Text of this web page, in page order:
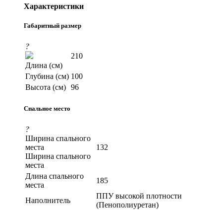
Характеристики
Габаритный размер
?
Длина (см)
210
Глубина (см) 100
Высота (см) 96
Спальное место
?
Ширина спального
места
Ширина спального
места
132
Длина спального
места
185
Наполнитель
ППУ высокой плотности
(Пенополиуретан)